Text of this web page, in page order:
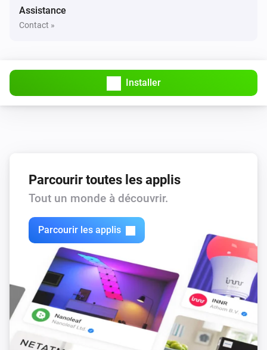
Assistance
Contact »
Installer
Parcourir toutes les applis
Tout un monde à découvrir.
Parcourir les applis